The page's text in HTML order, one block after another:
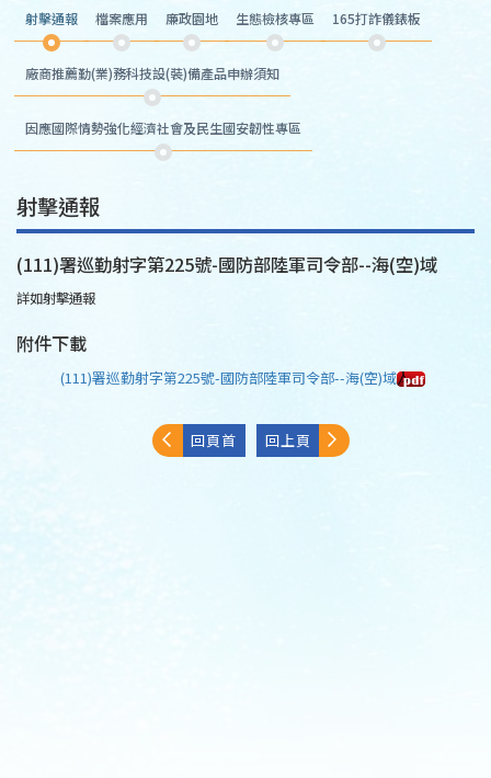
射擊通報 檔案應用 廉政園地 生態檢核專區 165打詐儀錶板
廠商推薦勤(業)務科技設(裝)備產品申辦須知
因應國際情勢強化經濟社會及民生國安韌性專區
射擊通報
(111)署巡勤射字第225號-國防部陸軍司令部--海(空)域
詳如射擊通報
附件下載
(111)署巡勤射字第225號-國防部陸軍司令部--海(空)域
回頁首 回上頁